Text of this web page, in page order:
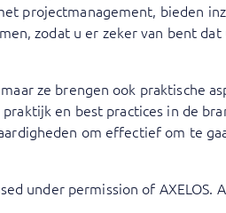
projectmanagement, bieden
zodat u er zeker van bent
ze brengen ook praktische
en best practices in de
om effectief om te
under permission of AXELOS.